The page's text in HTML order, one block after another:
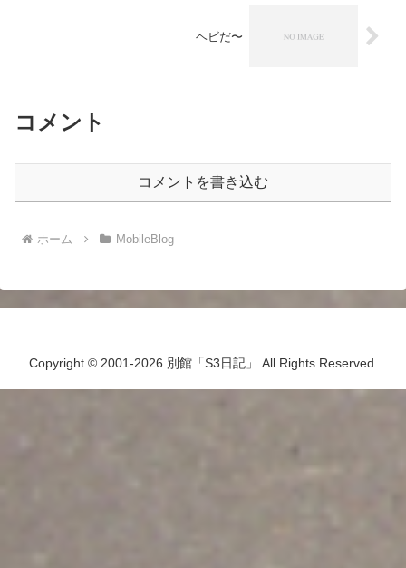
ヘビだ〜
コメント
コメントを書き込む
ホーム MobileBlog
Copyright © 2001-2026 別館「S3日記」 All Rights Reserved.